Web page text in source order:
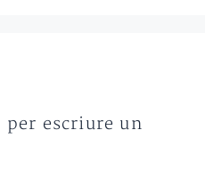
per escriure un